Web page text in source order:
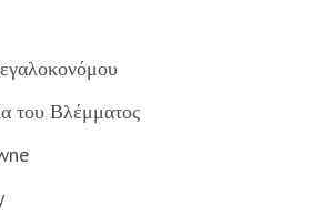
του Βλέμματος